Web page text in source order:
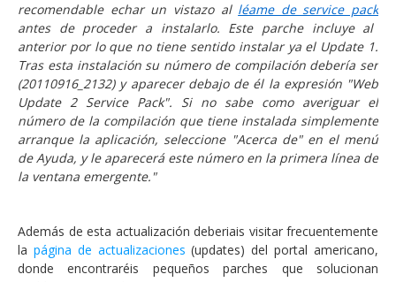
recomendable echar un vistazo al léame de service pack
antes de proceder a instalarlo. Este parche incluye al
anterior por lo que no tiene sentido instalar ya el Update 1.
Tras esta instalación su número de compilación debería ser
(20110916_2132) y aparecer debajo de él la expresión "Web
Update 2 Service Pack". Si no sabe como averiguar el
número de la compilación que tiene instalada simplemente
arranque la aplicación, seleccione "Acerca de" en el menú
de Ayuda, y le aparecerá este número en la primera línea de
la ventana emergente."
Además de esta actualización deberiais visitar frecuentemente
la página de actualizaciones (updates) del portal americano,
donde encontraréis pequeños parches que solucionan